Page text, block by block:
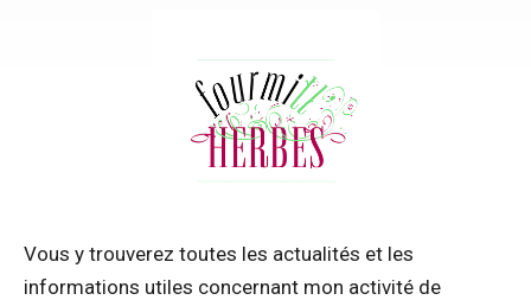
Vous y trouverez toutes les actualités et les
informations utiles concernant mon activité de